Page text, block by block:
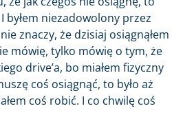
byłem niezadowolony przez
znaczy, że dzisiaj osiągnąłem
mówię, tylko mówię o tym, że
drive’a, bo miałem fizyczny
coś osiągnąć, to było aż
coś robić. I co chwilę coś